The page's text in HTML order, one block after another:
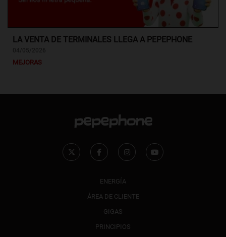
LA VENTA DE TERMINALES LLEGA A PEPEPHONE
MEJORAS
ENERGÍA
ÁREA DE CLIENTE
GIGAS
PRINCIPIOS